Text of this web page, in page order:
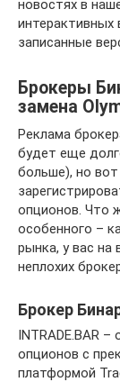
новостях в
интерактивных
записанные
Брокеры
замена
Реклама
будет еще
больше), но вот
опционов. Что
особенного –
рынка, у вас на
неплохих
Брокер
INTRADE.BAR
опционов с
платформой